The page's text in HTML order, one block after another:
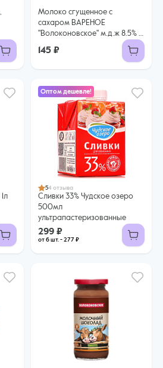
Молоко сгущенное с
сахаром ВАРЕНОЕ
"Волоконовское" м.д.ж 8.5% ,
145 ₽
шт. при заказе от 6 шт.
оптом
Оптом дешевле!
54 отзыва
Сливки 33% Чудское озеро
500мл
ультрапастеризованные
299 ₽
от 6 шт. - 277 ₽
6 шт.